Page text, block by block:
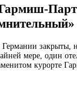
закрыты,
мере, один
курорте
в этой гостинице,